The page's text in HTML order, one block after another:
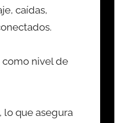
caídas,
como nivel de
lo que asegura